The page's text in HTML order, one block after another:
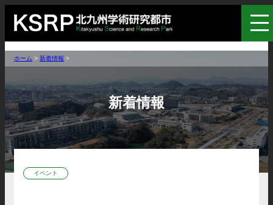
ホーム >新着情報 >
新着情報
イベント